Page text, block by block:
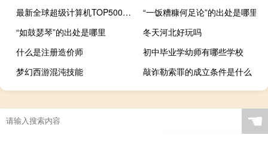
最新全球超级计算机TOP500：美国Frontier蝉联第一
“一饭糟糠何足论”的出处是哪里
“如鼓瑟琴”的出处是哪里
冬天河北好玩吗
什么是注册造价师
初中毕业学幼师有哪些学校
梦幻西游混沌技能
敲诈勒索罪的成立条件是什么
☚